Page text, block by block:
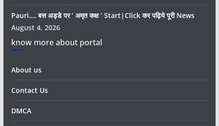
Pauri…. बस अड्डे पर ’ अमृत कक्ष ’ Start|Click कर पढ़िये पूरी News
August 4, 2026
know more about portal
About us
Contact Us
DMCA